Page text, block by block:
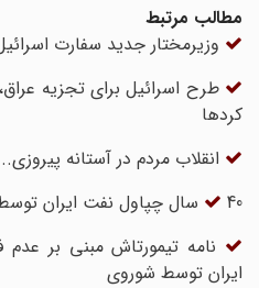
مطالب مرتبط
وزیرمختار جدید سفارت اسرائیل
طرح اسرائیل برای تجزیه عراق،
کردها
انقلاب مردم در آستانه پیروزی...
40 سال چپاول نفت ایران توسط انگلیس
نامه تیمورتاش مبنی بر عدم
ایران توسط شوروی